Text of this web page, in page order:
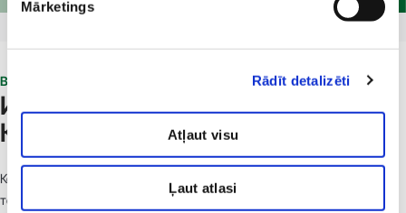
Mārketings
Rādīt detalizēti
Atļaut visu
Ļaut atlasi
ВЫСОКОЕ КАЧЕСТВО
Инновации. Технологии.
Качество!
Компания «Veselības centrs 4» уже 30 лет считает инновации,
технологии и качество основными ценностями в медицине. Это